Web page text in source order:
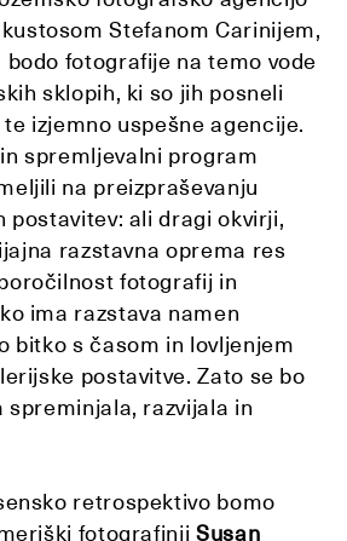
Stefanom Carinijem,
fotografije na temo vode
sklopih, ki so jih posneli
izjemno uspešne agencije.
spremljevalni program
na preizpraševanju
postavitev: ali dragi okvirji,
razstavna oprema res
fotografij in
ima razstava namen
bitko s časom in lovljenjem
postavitve. Zato se bo
razvijala in
retrospektivo bomo
fotografinji Susan